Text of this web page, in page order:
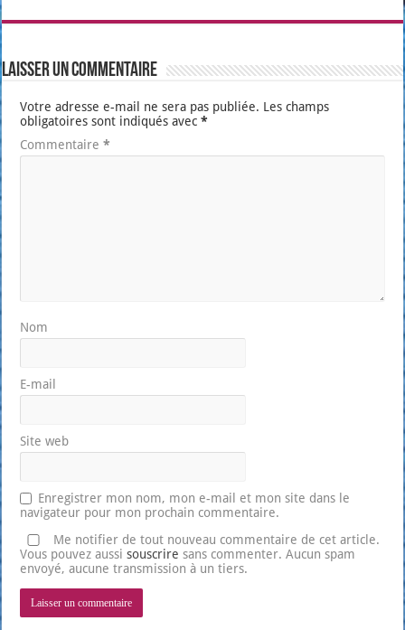
Laisser un commentaire
Votre adresse e-mail ne sera pas publiée. Les champs
obligatoires sont indiqués avec*
Commentaire*
Nom
E-mail
Site web
Enregistrer mon nom, mon e-mail et mon site dans le
navigateur pour mon prochain commentaire.
Me notifier de tout nouveau commentaire de cet article.
Vous pouvez aussisouscrire sans commenter. Aucun spam
envoyé, aucune transmission à un tiers.